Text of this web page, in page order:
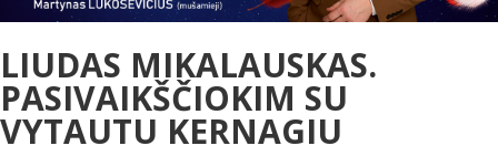
LIUDAS MIKALAUSKAS.
PASIVAIKŠČIOKIM SU
VYTAUTU KERNAGIU